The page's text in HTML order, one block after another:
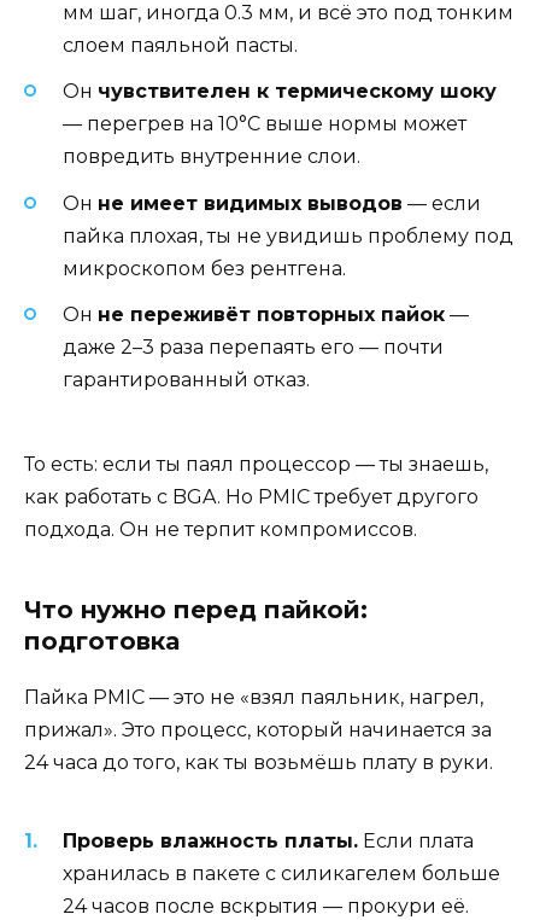
мм шаг, иногда 0.3 мм, и всё это под тонким
слоем паяльной пасты.
Он чувствителен к термическому шоку
— перегрев на 10°C выше нормы может
повредить внутренние слои.
Он не имеет видимых выводов — если
пайка плохая, ты не увидишь проблему под
микроскопом без рентгена.
Он не переживёт повторных пайок —
даже 2–3 раза перепаять его — почти
гарантированный отказ.
То есть: если ты паял процессор — ты знаешь,
как работать с BGA. Но PMIC требует другого
подхода. Он не терпит компромиссов.
Что нужно перед пайкой:
подготовка
Пайка PMIC — это не «взял паяльник, нагрел,
прижал». Это процесс, который начинается за
24 часа до того, как ты возьмёшь плату в руки.
Проверь влажность платы. Если плата
хранилась в пакете с силикагелем больше
24 часов после вскрытия — прокури её.